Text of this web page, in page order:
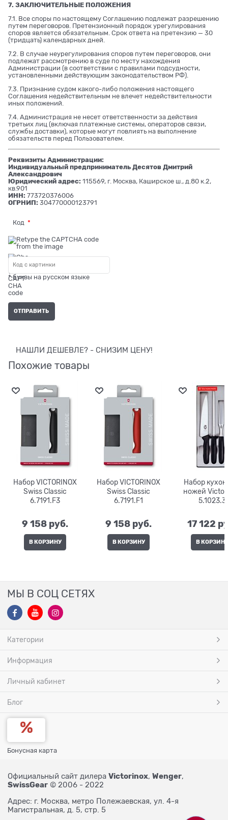
7. ЗАКЛЮЧИТЕЛЬНЫЕ ПОЛОЖЕНИЯ
7.1. Все споры по настоящему Соглашению подлежат разрешению
путем переговоров. Претензионный порядок урегулирования
споров является обязательным. Срок ответа на претензию — 30
(тридцать) календарных дней.
7.2. В случае неурегулирования споров путем переговоров, они
подлежат рассмотрению в суде по месту нахождения
Администрации (в соответствии с правилами подсудности,
установленными действующим законодательством РФ).
7.3. Признание судом какого-либо положения настоящего
Соглашения недействительным не влечет недействительности
иных положений.
7.4. Администрация не несет ответственности за действия
третьих лиц (включая платежные системы, операторов связи,
службы доставки), которые могут повлиять на выполнение
обязательств перед Пользователем.
Реквизиты Администрации:
Индивидуальный предприниматель Десятов Дмитрий
Александрович
Юридический адрес: 115569, г. Москва, Каширское ш., д.80 к.2,
кв.901
ИНН: 773720376006
ОГРНИП: 304770000123791
Код
* буквы на русском языке
НАШЛИ ДЕШЕВЛЕ? - СНИЗИМ ЦЕНУ!
Похожие товары
Набор VICTORINOX
Swiss Classic
6.7191.F3
9 158 руб.
В КОРЗИНУ
Набор VICTORINOX
Swiss Classic
6.7191.F1
9 158 руб.
В КОРЗИНУ
Набор
ножей
5.1023.3
17 122
В КОРЗИНУ
МЫ В СОЦ СЕТЯХ
Категории
Информация
Личный кабинет
Блог
Бонусная карта
Официальный сайт дилера Victorinox, Wenger,
SwissGear © 2006 - 2022
Адрес: г. Москва, метро Полежаевская, ул. 4-я
Магистральная, д. 5, стр. 5